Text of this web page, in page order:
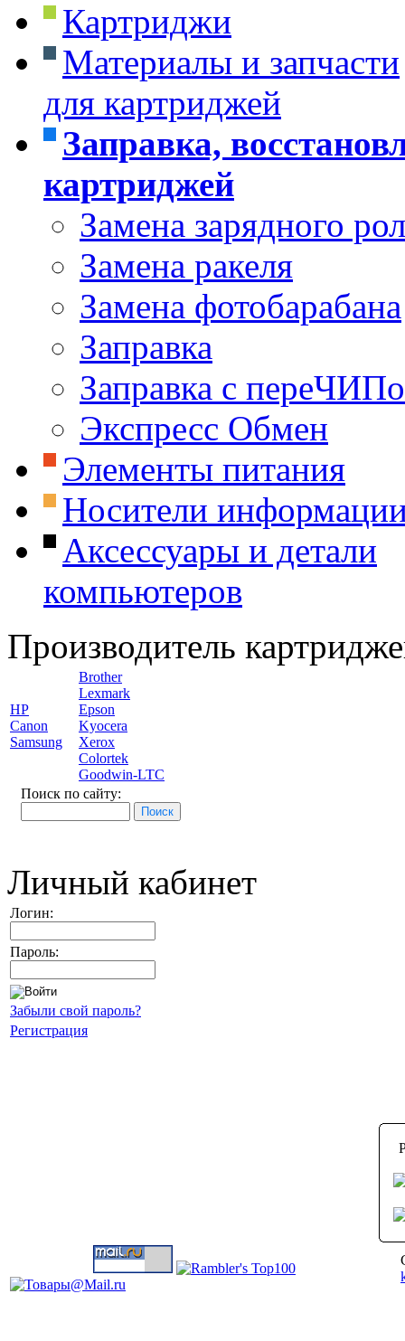
Картриджи
Материалы и запчасти
для картриджей
Заправка,
картриджей
Замена зарядного
Замена ракеля
Замена фотобарабана
Заправка
Заправка с
Экспресс Обмен
Элементы питания
Носители
Аксессуары и детали
компьютеров
Производитель
HP
Canon
Samsung
Brother
Lexmark
Epson
Kyocera
Xerox
Colortek
Goodwin-LTC
Поиск по сайту:
Личный кабинет
Логин:
Пароль:
Забыли свой пароль?
Регистрация